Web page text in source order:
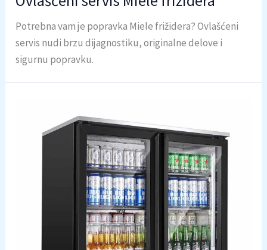
Potrebna vam je popravka Miele frižidera? Ovlašćeni
servis nudi brzu dijagnostiku, originalne delove i
sigurnu popravku.